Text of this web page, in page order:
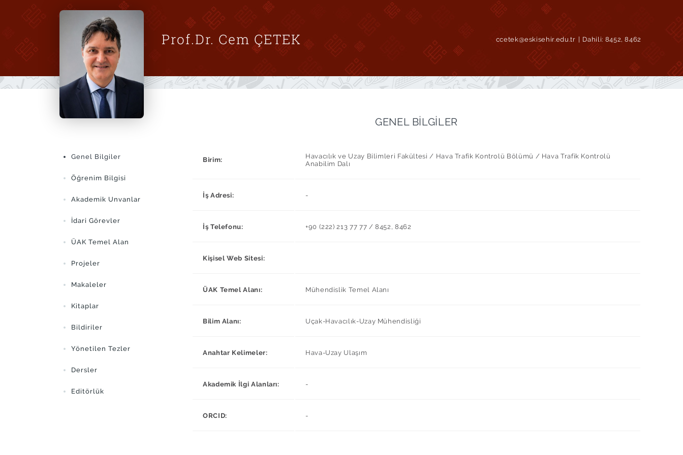
Prof.Dr. Cem ÇETEK ccetek@eskisehir.edu.tr Dahili: 8452, 8462
Genel Bilgiler
Öğrenim Bilgisi
Akademik Unvanlar
İdari Görevler
ÜAK Temel Alan
Projeler
Makaleler
Kitaplar
Bildiriler
Yönetilen Tezler
Dersler
Editörlük
GENEL BİLGİLER
Birim:
Havacılık ve Uzay Bilimleri Fakültesi / Hava Trafik Kontrolü Bölümü / Hava Trafik Kontrolü
Anabilim Dalı
İş Adresi: -
İş Telefonu: +90 (222) 213 77 77 / 8452, 8462
Kişisel Web Sitesi:
ÜAK Temel Alanı: Mühendislik Temel Alanı
Bilim Alanı: Uçak-Havacılık-Uzay Mühendisliği
Anahtar Kelimeler: Hava-Uzay Ulaşım
Akademik İlgi Alanları: -
ORCID: -